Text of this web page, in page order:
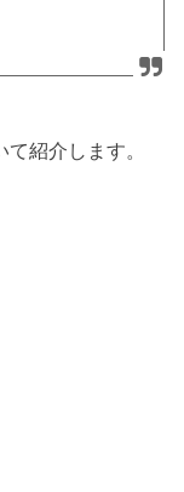
紹介します。